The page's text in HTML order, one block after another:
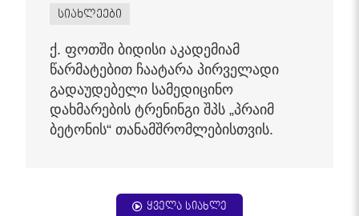
სიახლეები
ქ. ფოთში ბიდისი აკადემიამ
წარმატებით ჩაატარა პირველადი
გადაუდებელი სამედიცინო
დახმარების ტრენინგი შპს „პრაიმ
ბეტონის“ თანამშრომლებისთვის.
ყველა სიახლე